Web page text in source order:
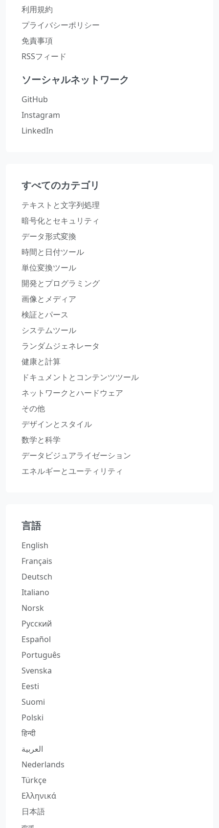
利用規約
プライバシーポリシー
免責事項
RSSフィード
ソーシャルネットワーク
GitHub
Instagram
LinkedIn
すべてのカテゴリ
テキストと文字列処理
暗号化とセキュリティ
データ形式変換
時間と日付ツール
単位変換ツール
開発とプログラミング
画像とメディア
検証とパース
システムツール
ランダムジェネレータ
健康と計算
ドキュメントとコンテンツツール
ネットワークとハードウェア
その他
デザインとスタイル
数学と科学
データビジュアライゼーション
エネルギーとユーティリティ
言語
English
Français
Deutsch
Italiano
Norsk
Русский
Español
Português
Svenska
Eesti
Suomi
Polski
हिन्दी
العربية
Nederlands
Türkçe
Ελληνικά
日本語